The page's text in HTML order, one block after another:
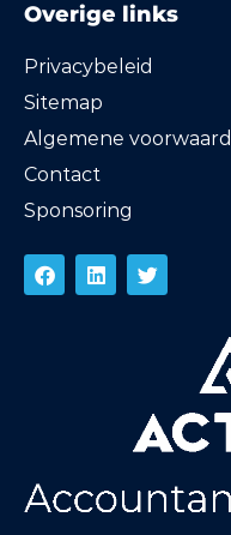
Overige links
Privacybeleid
Sitemap
Algemene
Contact
Sponsoring